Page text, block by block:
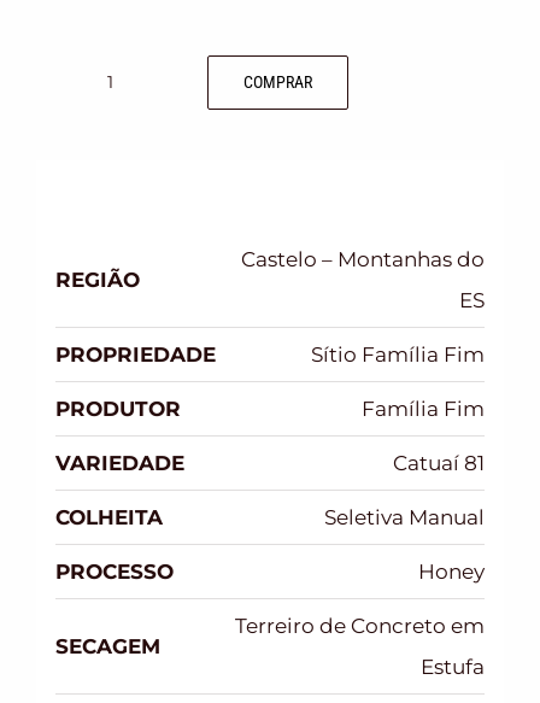
COMPRAR
REGIÃO
Castelo – Montanhas do
ES
PROPRIEDADE Sítio Família Fim
PRODUTOR Família Fim
VARIEDADE Catuaí 81
COLHEITA Seletiva Manual
PROCESSO Honey
SECAGEM
Terreiro de Concreto em
Estufa